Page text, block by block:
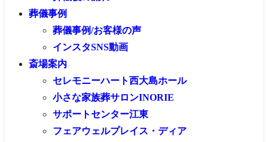
葬儀事例
葬儀事例/お客様の声
インスタSNS動画
斎場案内
セレモニーハート西大島ホール
小さな家族葬サロンINORIE
サポートセンター江東
フェアウェルプレイス・ディア